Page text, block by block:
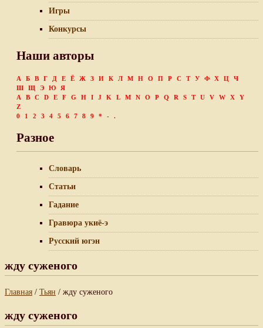
Игры
Конкурсы
Наши авторы
А Б В Г Д Е Ё Ж З И К Л М Н О П Р С Т У Ф Х Ц
Ч
Ш
Щ Э Ю
Я
A
B C D E F G H I J K L M N O P Q R S T U V W X
Y
Z
0
1 2 3 4 5 6 7 8 9 * - .
Разное
Словарь
Статьи
Гадание
Гравюра укиё-э
Русский югэн
жду суженого
Главная / Тьян / жду суженого
жду суженого